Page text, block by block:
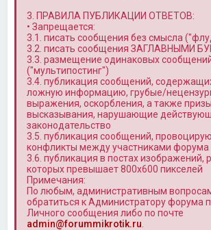
3. ПРАВИЛА ПУБЛИКАЦИИ ОТВЕТОВ:
• Запрещается:
3.1. писать сообщения без смысла
3.2. писать сообщения ЗАГЛАВНЫМИ
3.3. размещение одинаковых
("мультипостинг")
3.4. публикация сообщений,
ложную информацию, грубые/
выражения, оскорбления, а также
высказывания, нарушающие
законодательство
3.5. публикация сообщений,
конфликты между участниками форума
3.6. публикация в постах изображений,
которых превышает 800x600 пикселей
Примечания:
По любым, административным
обратиться к Администратору форума
Личного сообщения либо по почте
admin@forummikrotik.ru